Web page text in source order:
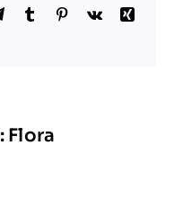
TelegramTumblr Pinterest
Vk
Xing
Flora